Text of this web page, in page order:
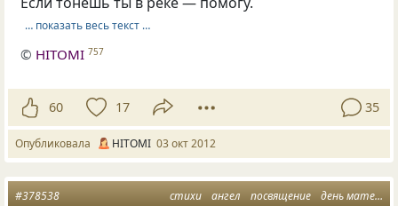
… показать весь текст …
© HITOMI 757
60 17 35
Опубликовала HITOMI 03 окт 2012
стихи ангел посвящение день матери
#378538